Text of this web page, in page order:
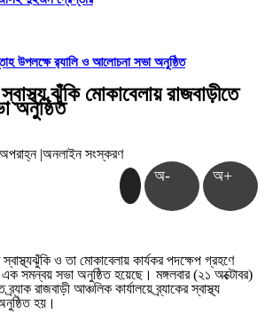
উপলক্ষে র‌্যালি ও আলোচনা সভা অনুষ্ঠিত
ঝুঁকি মোকাবেলায় রাজবাড়ীতে
অনুষ্ঠিত
|অনলাইন সংস্করণ
অ- অ+
স্বাস্থ্যঝুঁকি ও তা মোকাবেলায় কার্যকর পদক্ষেপ গ্রহণে
সমন্বয় সভা অনুষ্ঠিত হয়েছে। মঙ্গলবার (২১ অক্টোবর)
রাজবাড়ী আঞ্চলিক কার্যালয়ে ব্র্যাকের স্বাস্থ্য
হয়।